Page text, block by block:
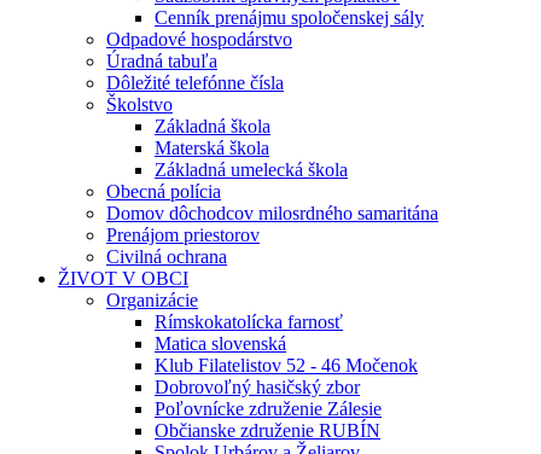
Cenník prenájmu spoločenskej sály
Odpadové hospodárstvo
Úradná tabuľa
Dôležité telefónne čísla
Školstvo
Základná škola
Materská škola
Základná umelecká škola
Obecná polícia
Domov dôchodcov milosrdného samaritána
Prenájom priestorov
Civilná ochrana
ŽIVOT V OBCI
Organizácie
Rímskokatolícka farnosť
Matica slovenská
Klub Filatelistov 52 - 46 Močenok
Dobrovoľný hasičský zbor
Poľovnícke združenie Zálesie
Občianske združenie RUBÍN